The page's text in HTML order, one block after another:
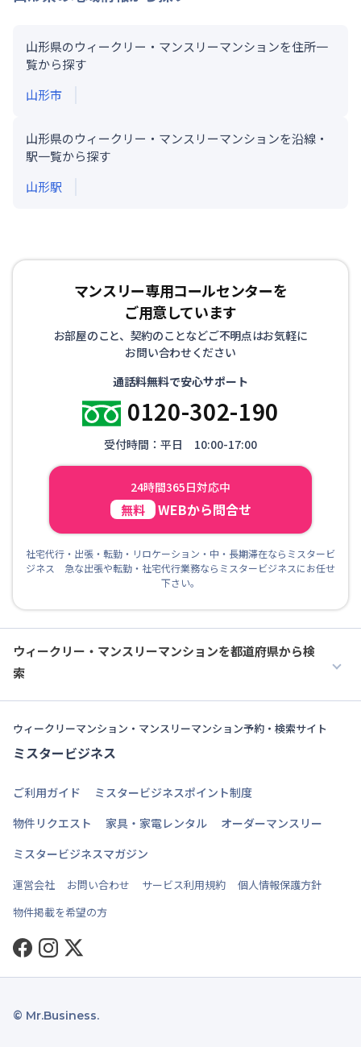
山形県のウィークリー・マンスリーマンションを住所一
覧から探す
山形市
山形県のウィークリー・マンスリーマンションを沿線・
駅一覧から探す
山形駅
マンスリー専用コールセンターを
ご用意しています
お部屋のこと、契約のことなどご不明点はお気軽に
お問い合わせください
通話料無料で安心サポート
0120-302-190
受付時間：平日 10:00-17:00
24時間365日対応中
無料 WEBから問合せ
社宅代行・出張・転勤・リロケーション・中・長期滞在ならミスタービ
ジネス 急な出張や転勤・社宅代行業務ならミスタービジネスにお任せ
下さい。
ウィークリー・マンスリーマンションを都道府県から検
索
ウィークリーマンション・マンスリーマンション予約・検索サイト
ミスタービジネス
ご利用ガイド
ミスタービジネスポイント制度
物件リクエスト
家具・家電レンタル
オーダーマンスリー
ミスタービジネスマガジン
運営会社 お問い合わせ サービス利用規約
個人情報保護方針
物件掲載を希望の方
Facebook
Instagram
Twitter
© Mr.Business.